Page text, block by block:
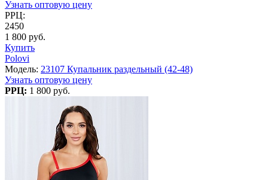
Узнать оптовую цену
РРЦ:
2450
1 800 руб.
Купить
Polovi
Модель: 23107 Купальник раздельный (42-48)
Узнать оптовую цену
РРЦ: 1 800 руб.